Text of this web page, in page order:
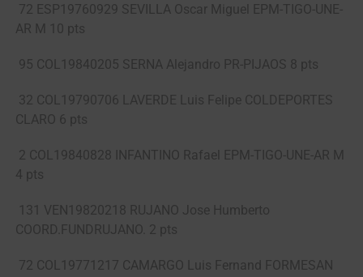
72 ESP19760929 SEVILLA Oscar Miguel EPM-TIGO-UNE-
AR M 10 pts
95 COL19840205 SERNA Alejandro PR-PIJAOS 8 pts
32 COL19790706 LAVERDE Luis Felipe COLDEPORTES
CLARO 6 pts
2 COL19840828 INFANTINO Rafael EPM-TIGO-UNE-AR M
4 pts
131 VEN19820218 RUJANO Jose Humberto
COORD.FUNDRUJANO. 2 pts
72 COL19771217 CAMARGO Luis Fernand FORMESAN